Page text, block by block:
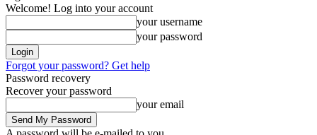
Welcome! Log into your account
your username
your password
Forgot your password? Get help
Password recovery
Recover your password
your email